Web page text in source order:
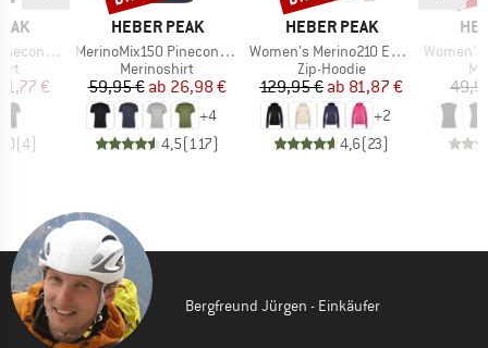
T-Shirt
Preis
€
(4)
MARKE
HEBER PEAK
Artikel
MerinoMix150 PineconeHe. II T-Shirt
Produktgruppe
Merinoshirt
Preis
59,95 € reduzierter Preis
ab 26,98 €
+4
4,5(117)
MARKE
HEBER PEAK
Artikel
Women's Merino210 EvergreenHe. Zip Hoody
Produktgruppe
Zip-Hoodie
Preis
129,95 € reduzierter Preis
ab 81,87 €
+2
4,6(23)
Artikel
Women's
Bergfreund Jürgen - Einkäufer